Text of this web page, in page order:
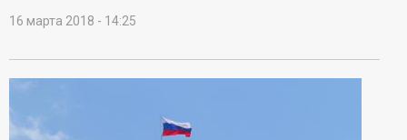
16 марта 2018 - 14:25